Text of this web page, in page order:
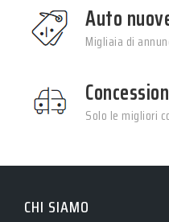
Auto
Migliaia di
Solo le migliori
CHI SIAMO